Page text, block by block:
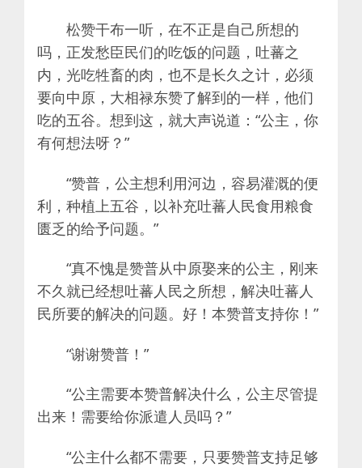
松赞干布一听，在不正是自己所想的
吗，正发愁臣民们的吃饭的问题，吐蕃之
内，光吃牲畜的肉，也不是长久之计，必须
要向中原，大相禄东赞了解到的一样，他们
吃的五谷。想到这，就大声说道：“公主，你
有何想法呀？”
“赞普，公主想利用河边，容易灌溉的便
利，种植上五谷，以补充吐蕃人民食用粮食
匮乏的给予问题。”
“真不愧是赞普从中原娶来的公主，刚来
不久就已经想吐蕃人民之所想，解决吐蕃人
民所要的解决的问题。好！本赞普支持你！”
“谢谢赞普！”
“公主需要本赞普解决什么，公主尽管提
出来！需要给你派遣人员吗？”
“公主什么都不需要，只要赞普支持足够